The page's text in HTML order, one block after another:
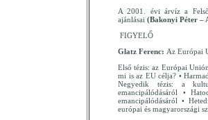
A 2001. évi árvíz a
ajánlásai (Bakonyi Péter –
FIGYELŐ
Glatz Ferenc: Az Európai
Első tézis: az Európai
mi is az EU célja? •
Negyedik tézis: a
emancipálódásáról •
emancipálódásáról •
európai és magyarországi